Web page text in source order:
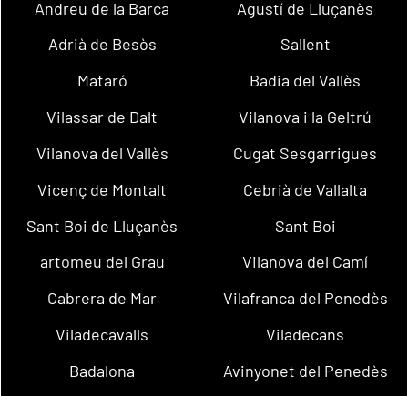
Andreu de la Barca
Agustí de Lluçanès
Adrià de Besòs
Sallent
Mataró
Badia del Vallès
Vilassar de Dalt
Vilanova i la Geltrú
Vilanova del Vallès
Cugat Sesgarrigues
Vicenç de Montalt
Cebrià de Vallalta
Sant Boi de Lluçanès
Sant Boi
artomeu del Grau
Vilanova del Camí
Cabrera de Mar
Vilafranca del Penedès
Viladecavalls
Viladecans
Badalona
Avinyonet del Penedès